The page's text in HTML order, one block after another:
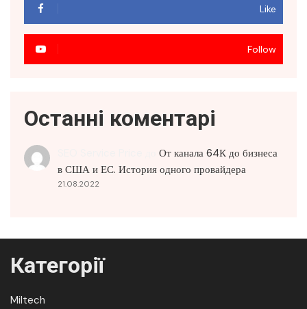
Like
Follow
Останні коментарі
От канала 64К до бизнеса
в США и ЕС. История одного провайдера
21.08.2022
Категорії
Miltech